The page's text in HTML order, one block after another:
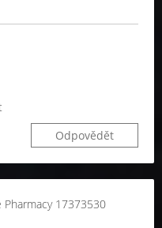
Odpovědět
Pharmacy 17373530